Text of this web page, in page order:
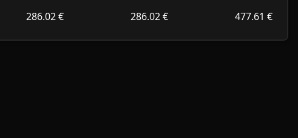
286.02 € 286.02 € 477.61 €